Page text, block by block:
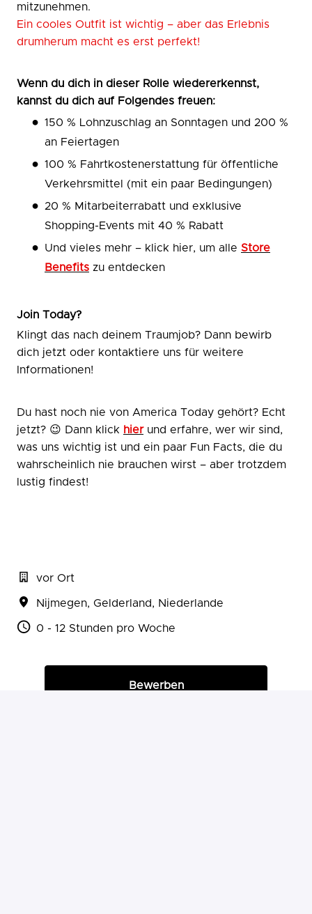
mitzunehmen.
Ein cooles Outfit ist wichtig – aber das Erlebnis
drumherum macht es erst perfekt!
Wenn du dich in dieser Rolle wiedererkennst,
kannst du dich auf Folgendes freuen:
150 % Lohnzuschlag an Sonntagen und 200 %
an Feiertagen
100 % Fahrtkostenerstattung für öffentliche
Verkehrsmittel (mit ein paar Bedingungen)
20 % Mitarbeiterrabatt und exklusive
Shopping-Events mit 40 % Rabatt
Und vieles mehr – klick hier, um alle Store
Benefits zu entdecken
Join Today?
Klingt das nach deinem Traumjob? Dann bewirb
dich jetzt oder kontaktiere uns für weitere
Informationen!
Du hast noch nie von America Today gehört? Echt
jetzt? 😉 Dann klick hierund erfahre, wer wir sind,
was uns wichtig ist und ein paar Fun Facts, die du
wahrscheinlich nie brauchen wirst – aber trotzdem
lustig findest!
vor Ort
Nijmegen, Gelderland, Niederlande
0 - 12 Stunden pro Woche
Bewerben